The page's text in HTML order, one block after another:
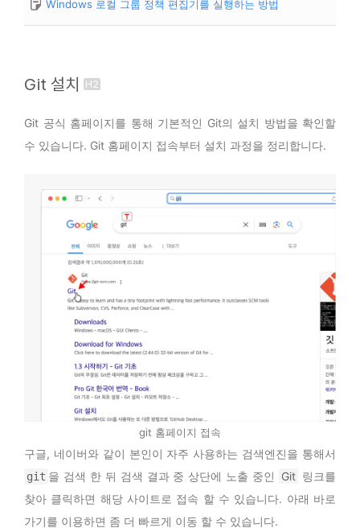
Windows 로컬 그룹 정책 편집기를 실행하는 방법
Git 설치
Git 공식 홈페이지를 통해 기본적인 Git의 설치 방법을 확인할
수 있습니다. Git 홈페이지 접속부터 설치 과정을 정리합니다.
git 홈페이지 접속
구글, 네이버와 같이 본인이 자주 사용하는 검색엔진을 통해서
git 을 검색 한 뒤 검색 결과 중 상단에 노출 중인 Git 링크를
찾아 클릭하면 해당 사이트로 접속 할 수 있습니다. 아래 바로
가기를 이용하면 좀 더 빠르게 이동 할 수 있습니다.